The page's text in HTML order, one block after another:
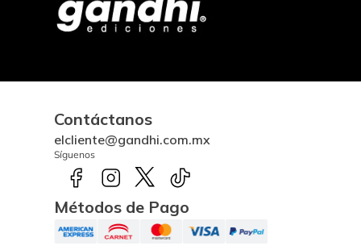
Contáctanos
elcliente@gandhi.com.mx
Síguenos
Métodos de Pago